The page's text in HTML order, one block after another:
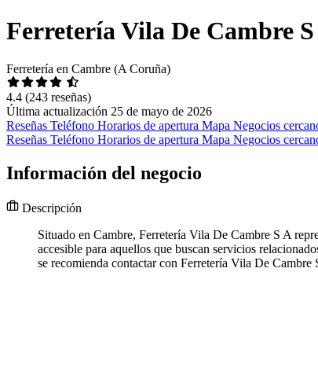
Ferretería Vila De Cambre
Ferretería en Cambre (A Coruña)
4.4 (243 reseñas)
Última actualización 25 de mayo de 2026
Reseñas Teléfono Horarios de apertura Mapa Negocios
Reseñas Teléfono Horarios de apertura Mapa Negocios
Información del negocio
Descripción
Situado en Cambre, Ferretería Vila De Cambre S A
accesible para aquellos que buscan servicios
se recomienda contactar con Ferretería Vila De Cambre